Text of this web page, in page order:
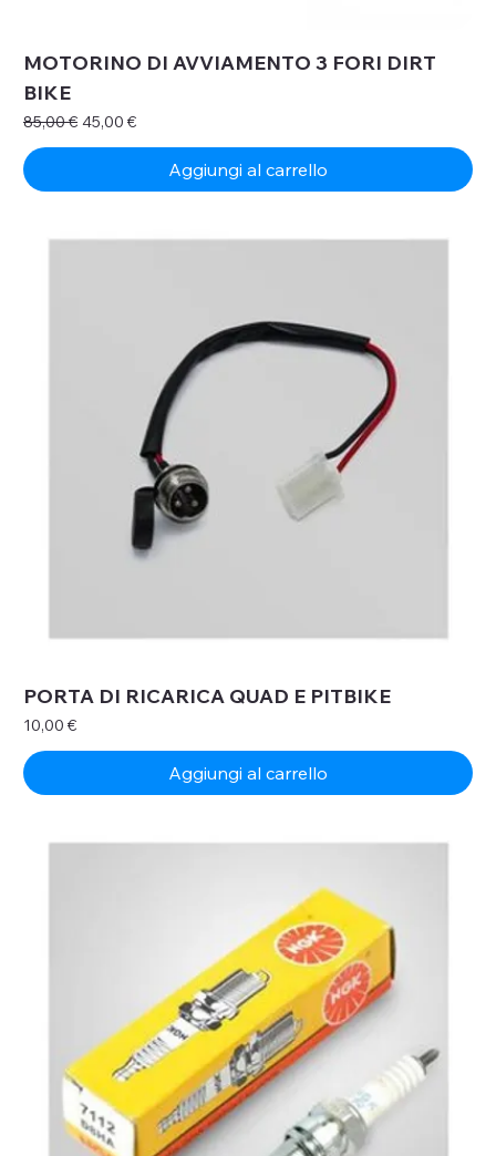
MOTORINO DI AVVIAMENTO 3 FORI DIRT
BIKE
Prezzo regolare
85,00 € Prezzo scontato
45,00 €
Aggiungi al carrello
PORTA DI RICARICA QUAD E PITBIKE
Prezzo
10,00 €
Aggiungi al carrello